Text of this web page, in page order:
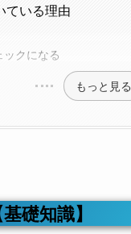
ている理由
クになる
もっと見る
礎知識】